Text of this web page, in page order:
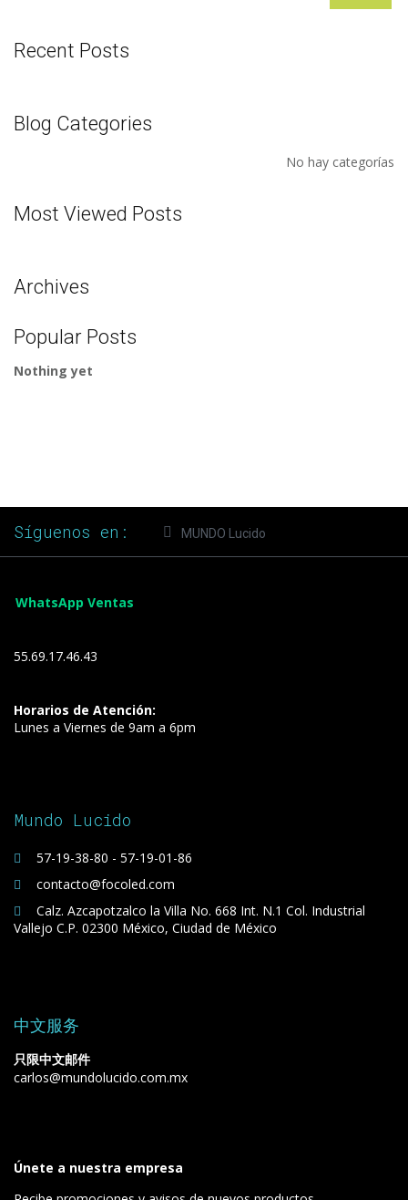
Recent Posts
Blog Categories
No hay categorías
Most Viewed Posts
Archives
Popular Posts
Nothing yet
Síguenos en: MUNDO Lucido
WhatsApp Ventas
55.69.17.46.43
Horarios de Atención:
Lunes a Viernes de 9am a 6pm
Mundo Lucido
57-19-38-80 - 57-19-01-86
contacto@focoled.com
Calz. Azcapotzalco la Villa No. 668 Int. N.1 Col. Industrial
Vallejo C.P. 02300 México, Ciudad de México
中文服务
只限中文邮件
carlos@mundolucido.com.mx
Únete a nuestra empresa